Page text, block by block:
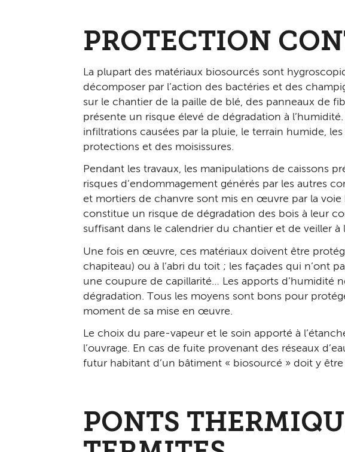
PROTECTION
La plupart des matériaux biosourcés sont
décomposer par l’action des bactéries et des
sur le chantier de la paille de blé, des panneaux de
présente un risque élevé de dégradation à
infiltrations causées par la pluie, le terrain humide,
protections et des moisissures.
Pendant les travaux, les manipulations de caissons
risques d’endommagement générés par les autres
et mortiers de chanvre sont mis en œuvre par la voie
constitue un risque de dégradation des bois à leur
suffisant dans le calendrier du chantier et de veiller à
Une fois en œuvre, ces matériaux doivent être
chapiteau) ou à l’abri du toit ; les façades qui n’ont
une coupure de capillarité… Les apports d’humidité
dégradation. Tous les moyens sont bons pour
moment de sa mise en œuvre.
Le choix du pare-vapeur et le soin apporté à
l’ouvrage. En cas de fuite provenant des réseaux
futur habitant d’un bâtiment « biosourcé » doit y
PONTS